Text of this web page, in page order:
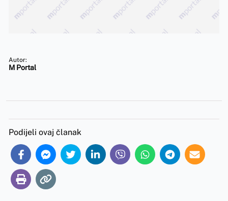
Autor:
M Portal
Podijeli ovaj članak